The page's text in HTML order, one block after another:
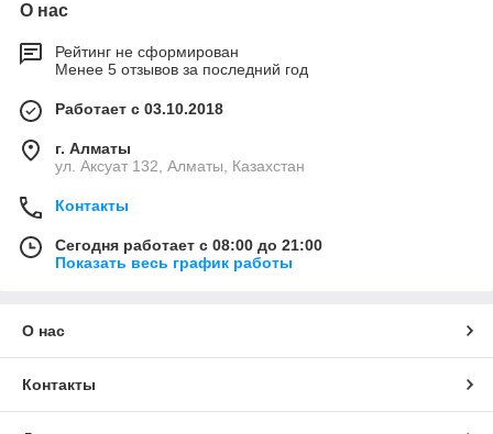
О нас
Рейтинг не сформирован
Менее 5 отзывов за последний год
Работает с 03.10.2018
г. Алматы
ул. Аксуат 132, Алматы, Казахстан
Контакты
Сегодня работает с 08:00 до 21:00
Показать весь график работы
О нас
Контакты